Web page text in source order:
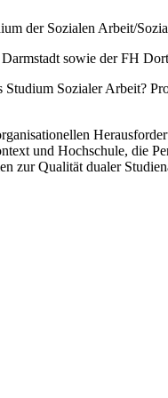
der Sozialen Arbeit/
sowie der FH
Sozialer Arbeit?
und Hochschule, die
zur Qualität dualer